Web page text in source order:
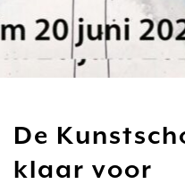
De
klaar voor